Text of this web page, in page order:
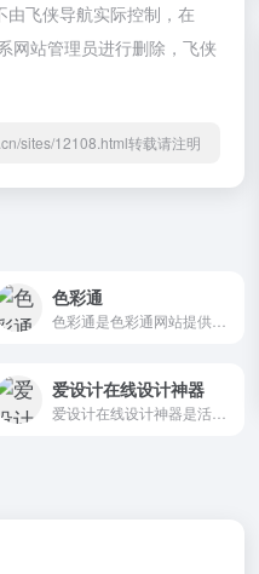
飞侠导航实际控制，在
网站管理员进行删除，飞侠
sites/12108.html转载请注明
色彩通
爱设计在线设计神器